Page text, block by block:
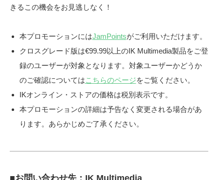
きるこの機会をお見逃しなく！
本プロモーションにはJamPointsがご利用いただけます。
クロスグレード版は€99.99以上のIK Multimedia製品をご登
録のユーザーが対象となります。対象ユーザーかどうか
のご確認についてはこちらのページをご覧ください。
IKオンライン・ストアの価格は税別表示です。
本プロモーションの詳細は予告なく変更される場合があ
ります。あらかじめご了承ください。
■お問い合わせ先：IK Multimedia